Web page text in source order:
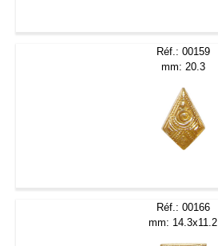
Réf.: 00159
mm: 20.3
Réf.: 00166
mm: 14.3x11.2